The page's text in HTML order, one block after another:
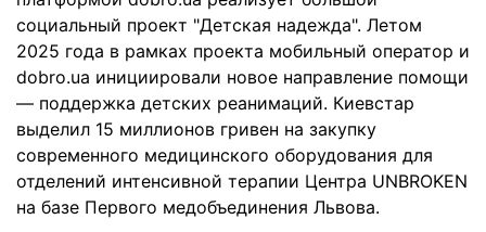
социальный проект "Детская надежда". Летом
2025 года в рамках проекта мобильный оператор и
dobro.ua инициировали новое направление помощи
— поддержка детских реанимаций. Киевстар
выделил 15 миллионов гривен на закупку
современного медицинского оборудования для
отделений интенсивной терапии Центра UNBROKEN
на базе Первого медобъединения Львова.